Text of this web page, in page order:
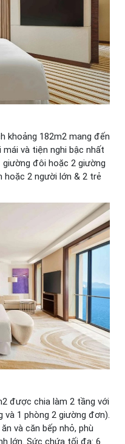
khoảng 182m2 mang đến
mái và tiện nghi bậc nhất
giường đôi hoặc 2 giường
hoặc 2 người lớn & 2 trẻ
được chia làm 2 tầng với
và 1 phòng 2 giường đơn).
và căn bếp nhỏ, phù
lớn. Sức chứa tối đa: 6